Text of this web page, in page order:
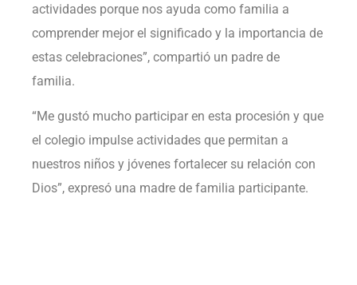
actividades porque nos ayuda como familia a
comprender mejor el significado y la importancia de
estas celebraciones”, compartió un padre de
familia.
“Me gustó mucho participar en esta procesión y que
el colegio impulse actividades que permitan a
nuestros niños y jóvenes fortalecer su relación con
Dios”, expresó una madre de familia participante.